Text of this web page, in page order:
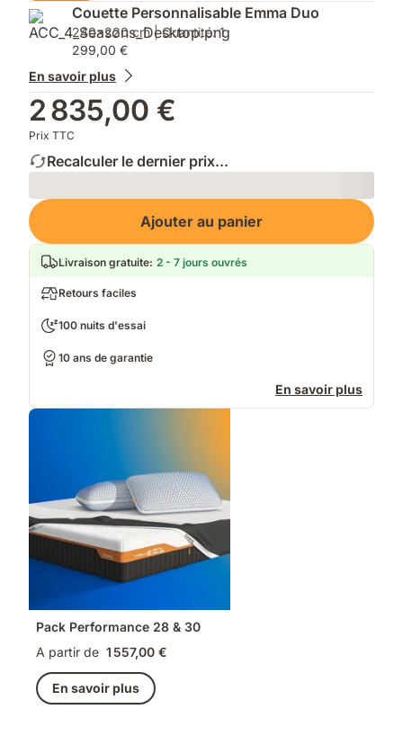
Couette Personnalisable Emma Duo
240x220 cm | Quantité: 1
299,00 €
En savoir plus
2 835,00 €
Prix TTC
Recalculer le dernier prix...
Loading
Ajouter au panier
Livraison gratuite: 2 - 7 jours ouvrés
Retours faciles
100 nuits d'essai
10 ans de garantie
En savoir plus
Pack Performance 28 & 30
A partir de 1 557,00 €
En savoir plus